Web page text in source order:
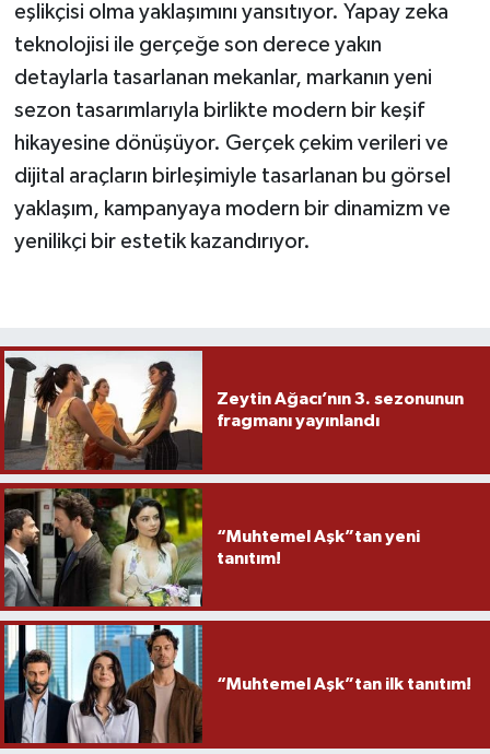
eşlikçisi olma yaklaşımını yansıtıyor. Yapay zeka
teknolojisi ile gerçeğe son derece yakın
detaylarla tasarlanan mekanlar, markanın yeni
sezon tasarımlarıyla birlikte modern bir keşif
hikayesine dönüşüyor. Gerçek çekim verileri ve
dijital araçların birleşimiyle tasarlanan bu görsel
yaklaşım, kampanyaya modern bir dinamizm ve
yenilikçi bir estetik kazandırıyor.
Zeytin Ağacı’nın 3. sezonunun
fragmanı yayınlandı
“Muhtemel Aşk”tan yeni
tanıtım!
“Muhtemel Aşk”tan ilk tanıtım!